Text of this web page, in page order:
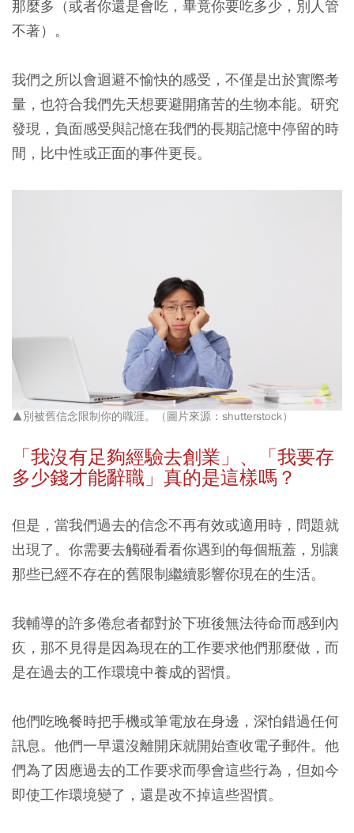
那麼多（或者你還是會吃，畢竟你要吃多少，別人管
不著）。
我們之所以會迴避不愉快的感受，不僅是出於實際考
量，也符合我們先天想要避開痛苦的生物本能。研究
發現，負面感受與記憶在我們的長期記憶中停留的時
間，比中性或正面的事件更長。
▲別被舊信念限制你的職涯。（圖片來源：shutterstock）
「我沒有足夠經驗去創業」、「我要存
多少錢才能辭職」真的是這樣嗎？
但是，當我們過去的信念不再有效或適用時，問題就
出現了。你需要去觸碰看看你遇到的每個瓶蓋，別讓
那些已經不存在的舊限制繼續影響你現在的生活。
我輔導的許多倦怠者都對於下班後無法待命而感到內
疚，那不見得是因為現在的工作要求他們那麼做，而
是在過去的工作環境中養成的習慣。
他們吃晚餐時把手機或筆電放在身邊，深怕錯過任何
訊息。他們一早還沒離開床就開始查收電子郵件。他
們為了因應過去的工作要求而學會這些行為，但如今
即使工作環境變了，還是改不掉這些習慣。